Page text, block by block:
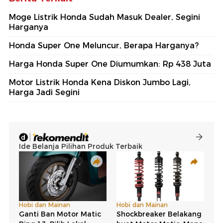
Moge Listrik Honda Sudah Masuk Dealer, Segini
Harganya
Honda Super One Meluncur, Berapa Harganya?
Harga Honda Super One Diumumkan: Rp 438 Juta
Motor Listrik Honda Kena Diskon Jumbo Lagi,
Harga Jadi Segini